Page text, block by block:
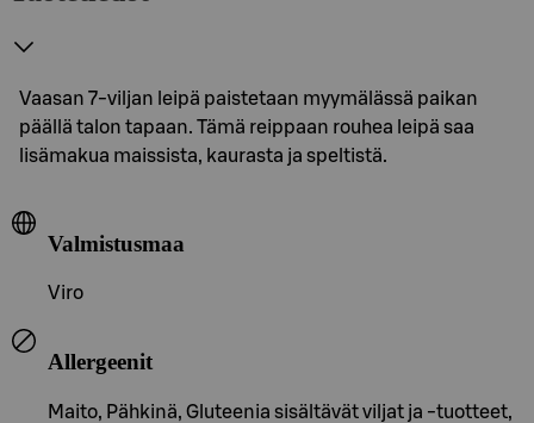
Vaasan 7-viljan leipä paistetaan myymälässä paikan
päällä talon tapaan. Tämä reippaan rouhea leipä saa
lisämakua maissista, kaurasta ja speltistä.
Valmistusmaa
Viro
Allergeenit
Maito, Pähkinä, Gluteenia sisältävät viljat ja -tuotteet,